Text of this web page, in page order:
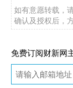
如有意愿转载，
确认及授权后，
免费订阅财新网